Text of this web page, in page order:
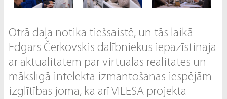
Otrā daļa notika tiešsaistē, un tās laikā
Edgars Čerkovskis dalībniekus iepazīstināja
ar aktualitātēm par virtuālās realitātes un
mākslīgā intelekta izmantošanas iespējām
izglītības jomā, kā arī VILESA projekta